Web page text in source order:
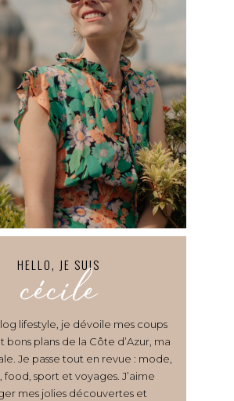
HELLO, JE SUIS
cécile
lifestyle, je dévoile mes coups
plans de la Côte d’Azur, ma
Je passe tout en revue : mode,
food, sport et voyages. J’aime
mes jolies découvertes et